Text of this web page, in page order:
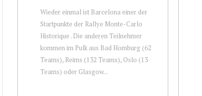
Wieder einmal ist Barcelona einer der
Startpunkte der Rallye Monte-Carlo
Historique . Die anderen Teilnehmer
kommen im Pulk aus Bad Homburg (62
Teams), Reims (132 Teams), Oslo (13
Teams) oder Glasgow...